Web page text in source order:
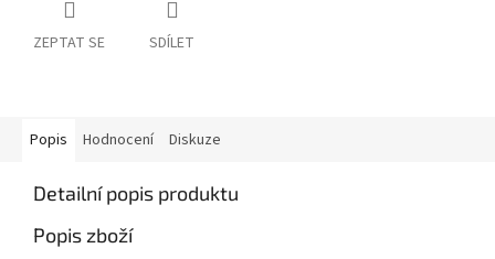
ZEPTAT SE SDÍLET
Popis Hodnocení Diskuze
Detailní popis produktu
Popis zboží